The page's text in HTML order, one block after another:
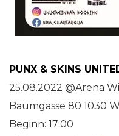
PUNX & SKINS
25.08.2022 @Arena
Baumgasse 80 1030
Beginn: 17:00